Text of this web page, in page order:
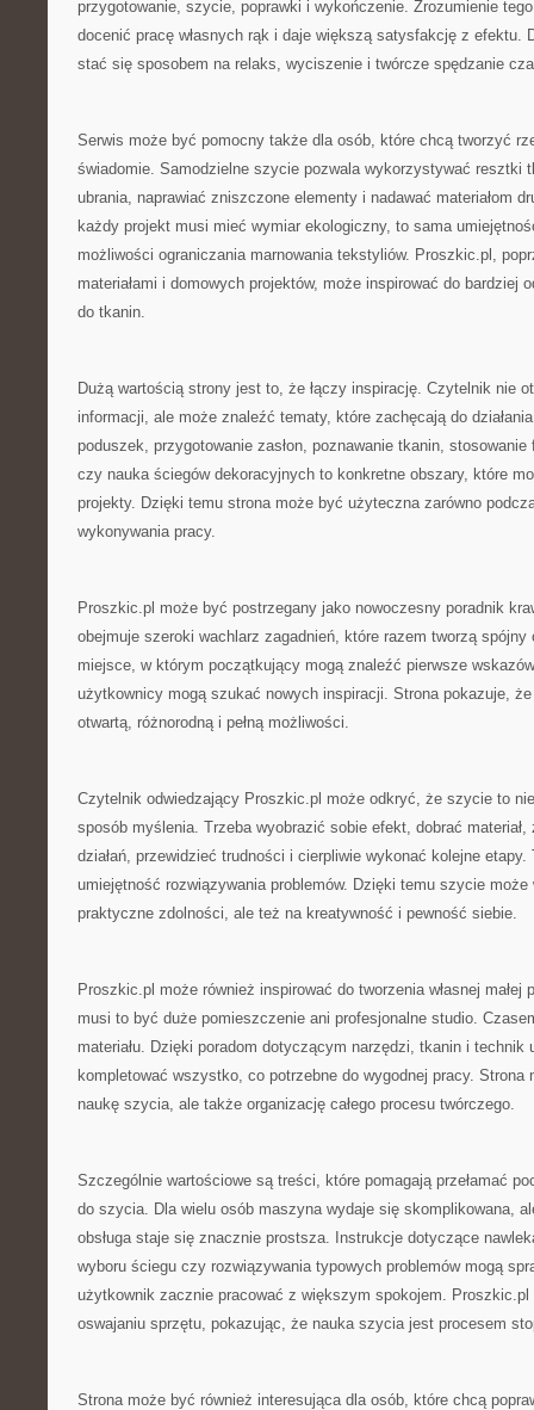
przygotowanie, szycie, poprawki i wykończenie. Zrozumienie
docenić pracę własnych rąk i daje większą satysfakcję z efektu.
stać się sposobem na relaks, wyciszenie i twórcze spędzanie
Serwis może być pomocny także dla osób, które chcą tworzyć
świadomie. Samodzielne szycie pozwala wykorzystywać resztki
ubrania, naprawiać zniszczone elementy i nadawać materiałom
każdy projekt musi mieć wymiar ekologiczny, to sama
możliwości ograniczania marnowania tekstyliów. Proszkic.pl,
materiałami i domowych projektów, może inspirować do bardziej
do tkanin.
Dużą wartością strony jest to, że łączy inspirację. Czytelnik nie
informacji, ale może znaleźć tematy, które zachęcają do
poduszek, przygotowanie zasłon, poznawanie tkanin,
czy nauka ściegów dekoracyjnych to konkretne obszary, które
projekty. Dzięki temu strona może być użyteczna zarówno
wykonywania pracy.
Proszkic.pl może być postrzegany jako nowoczesny poradnik
obejmuje szeroki wachlarz zagadnień, które razem tworzą
miejsce, w którym początkujący mogą znaleźć pierwsze
użytkownicy mogą szukać nowych inspiracji. Strona pokazuje,
otwartą, różnorodną i pełną możliwości.
Czytelnik odwiedzający Proszkic.pl może odkryć, że szycie to
sposób myślenia. Trzeba wyobrazić sobie efekt, dobrać materiał,
działań, przewidzieć trudności i cierpliwie wykonać kolejne
umiejętność rozwiązywania problemów. Dzięki temu szycie może
praktyczne zdolności, ale też na kreatywność i pewność siebie.
Proszkic.pl może również inspirować do tworzenia własnej małej
musi to być duże pomieszczenie ani profesjonalne studio.
materiału. Dzięki poradom dotyczącym narzędzi, tkanin i technik
kompletować wszystko, co potrzebne do wygodnej pracy. Strona
naukę szycia, ale także organizację całego procesu twórczego.
Szczególnie wartościowe są treści, które pomagają przełamać
do szycia. Dla wielu osób maszyna wydaje się skomplikowana,
obsługa staje się znacznie prostsza. Instrukcje dotyczące
wyboru ściegu czy rozwiązywania typowych problemów mogą
użytkownik zacznie pracować z większym spokojem.
oswajaniu sprzętu, pokazując, że nauka szycia jest procesem
Strona może być również interesująca dla osób, które chcą